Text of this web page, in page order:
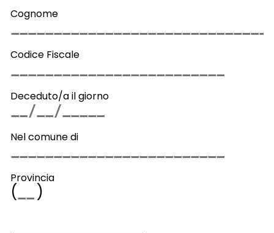
Cognome
Codice Fiscale
Deceduto/a il giorno
Nel comune di
Provincia
( )